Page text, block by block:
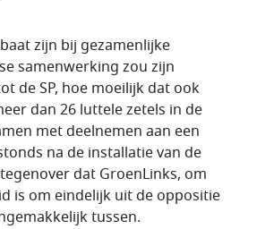
zijn bij gezamenlijke
samenwerking zou zijn
de SP, hoe moeilijk dat ook
dan 26 luttele zetels in de
met deelnemen aan een
na de installatie van de
dat GroenLinks, om
is om eindelijk uit de oppositie
tussen.